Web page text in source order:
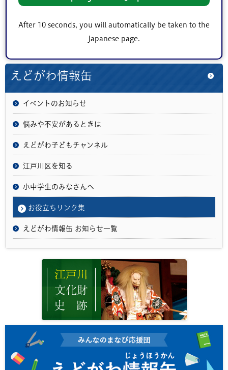
After 10 seconds, you will automatically be taken to the
Japanese page.
えどがわ情報缶
イベントのお知らせ
悩みや不安があるときは
えどがわ子どもチャンネル
江戸川区を知る
小中学生のみなさんへ
お役立ちリンク集
えどがわ情報缶 お知らせ一覧